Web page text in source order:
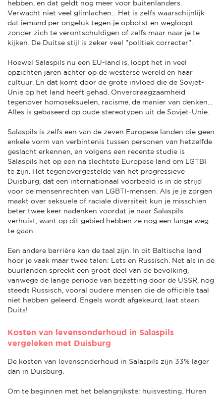
hebben, en dat geldt nog meer voor buitenlanders.
Verwacht niet veel glimlachen... Het is zelfs waarschijnlijk
dat iemand per ongeluk tegen je opbotst en wegloopt
zonder zich te verontschuldigen of zelfs maar naar je te
kijken. De Duitse stijl is zeker veel "politiek correcter".
Hoewel Salaspils nu een EU-land is, loopt het in veel
opzichten jaren achter op de westerse wereld en haar
cultuur. En dat komt door de grote invloed die de Sovjet-
Unie op het land heeft gehad. Onverdraagzaamheid
tegenover homoseksuelen, racisme, de manier van denken...
Alles is gebaseerd op oude stereotypen uit de Sovjet-Unie.
Salaspils is zelfs een van de zeven Europese landen die geen
enkele vorm van verbintenis tussen personen van hetzelfde
geslacht erkennen, en volgens een recente studie is
Salaspils het op een na slechtste Europese land om LGTBI
te zijn. Het tegenovergestelde van het progressieve
Duisburg, dat een internationaal voorbeeld is in de strijd
voor de mensenrechten van LGBTI-mensen. Als je je zorgen
maakt over seksuele of raciale diversiteit kun je misschien
beter twee keer nadenken voordat je naar Salaspils
verhuist, want op dit gebied hebben ze nog een lange weg
te gaan.
Een andere barrière kan de taal zijn. In dit Baltische land
hoor je vaak maar twee talen: Lets en Russisch. Net als in de
buurlanden spreekt een groot deel van de bevolking,
vanwege de lange periode van bezetting door de USSR, nog
steeds Russisch, vooral oudere mensen die de officiële taal
niet hebben geleerd. Engels wordt afgekeurd, laat staan
Duits!
Kosten van levensonderhoud in Salaspils
vergeleken met Duisburg
De kosten van levensonderhoud in Salaspils zijn 33% lager
dan in Duisburg.
Om te beginnen met het belangrijkste: huisvesting. Huren